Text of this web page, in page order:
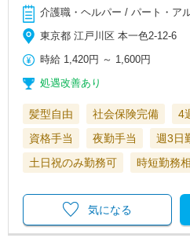
介護職・ヘルパー / パート・ア
東京都 江戸川区 本一色2-12-6
時給 1,420円 ～ 1,600円
処遇改善あり
髪型自由 社会保険完備 4
資格手当
夜勤手当
週3日
土日祝のみ勤務可
時短勤務
気になる